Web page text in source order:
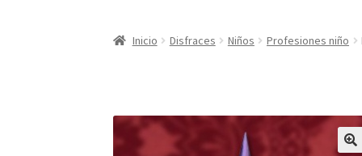
Inicio Disfraces Niños Profesiones niño